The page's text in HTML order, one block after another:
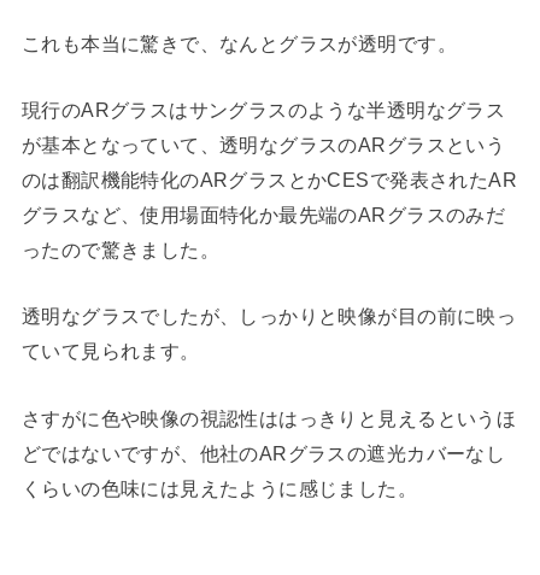
これも本当に驚きで、なんとグラスが透明です。
現行のARグラスはサングラスのような半透明なグラス
が基本となっていて、透明なグラスのARグラスという
のは翻訳機能特化のARグラスとかCESで発表されたAR
グラスなど、使用場面特化か最先端のARグラスのみだ
ったので驚きました。
透明なグラスでしたが、しっかりと映像が目の前に映っ
ていて見られます。
さすがに色や映像の視認性ははっきりと見えるというほ
どではないですが、他社のARグラスの遮光カバーなし
くらいの色味には見えたように感じました。